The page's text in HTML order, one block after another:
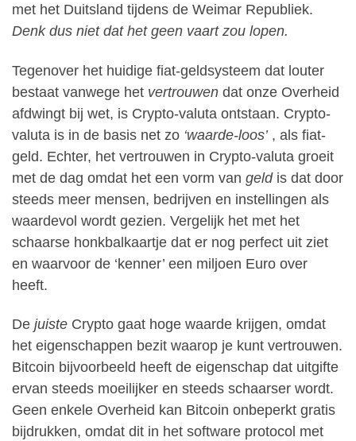
met het Duitsland tijdens de Weimar Republiek.
Denk dus niet dat het geen vaart zou lopen.
Tegenover het huidige fiat-geldsysteem dat louter
bestaat vanwege het vertrouwen dat onze Overheid
afdwingt bij wet, is Crypto-valuta ontstaan. Crypto-
valuta is in de basis net zo ‘waarde-loos’, als fiat-
geld. Echter, het vertrouwen in Crypto-valuta groeit
met de dag omdat het een vorm van geldis dat door
steeds meer mensen, bedrijven en instellingen als
waardevol wordt gezien. Vergelijk het met het
schaarse honkbalkaartje dat er nog perfect uit ziet
en waarvoor de ‘kenner’ een miljoen Euro over
heeft.
De juiste Crypto gaat hoge waarde krijgen, omdat
het eigenschappen bezit waarop je kunt vertrouwen.
Bitcoin bijvoorbeeld heeft de eigenschap dat uitgifte
ervan steeds moeilijker en steeds schaarser wordt.
Geen enkele Overheid kan Bitcoin onbeperkt gratis
bijdrukken, omdat dit in het software protocol met